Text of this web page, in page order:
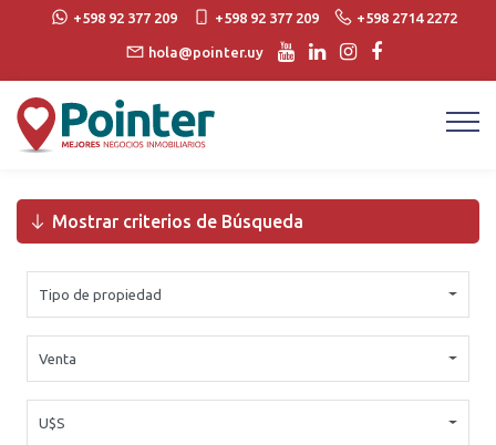
+598 92 377 209 +598 92 377 209 +598 2714 2272
hola@pointer.uy
Mostrar criterios de Búsqueda
Tipo de propiedad
Venta
U$S